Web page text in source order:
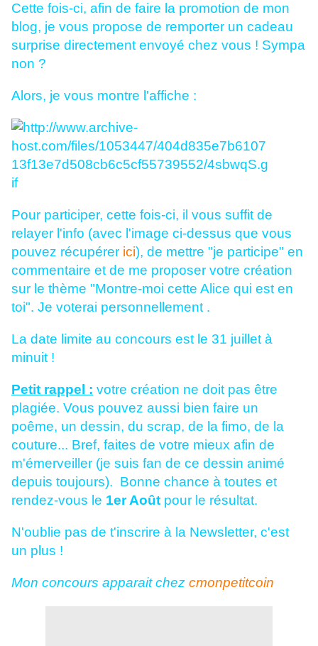
Cette fois-ci, afin de faire la promotion de mon
blog, je vous propose de remporter un cadeau
surprise directement envoyé chez vous ! Sympa
non ?
Alors, je vous montre l'affiche :
Pour participer, cette fois-ci, il vous suffit de
relayer l'info (avec l'image ci-dessus que vous
pouvez récupérer ici), de mettre "je participe" en
commentaire et de me proposer votre création
sur le thème "Montre-moi cette Alice qui est en
toi". Je voterai personnellement .
La date limite au concours est le 31 juillet à
minuit !
Petit rappel : votre création ne doit pas être
plagiée. Vous pouvez aussi bien faire un
poême, un dessin, du scrap, de la fimo, de la
couture... Bref, faites de votre mieux afin de
m'émerveiller (je suis fan de ce dessin animé
depuis toujours). Bonne chance à toutes et
rendez-vous le 1er Août pour le résultat.
N'oublie pas de t'inscrire à la Newsletter, c'est
un plus !
Mon concours apparait chez cmonpetitcoin